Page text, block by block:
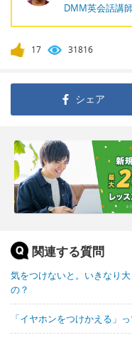
DMM英会話講
17 31816
シェア
関連する質問
気をつけないと。いきなり
の？
「イヤホンをつけかえる」